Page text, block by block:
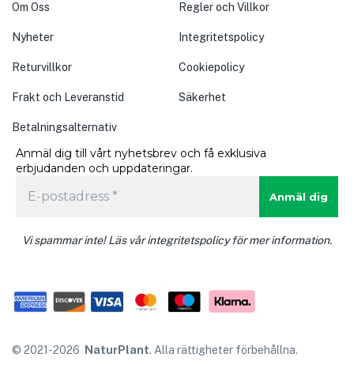
Om Oss
Nyheter
Returvillkor
Frakt och Leveranstid
Betalningsalternativ
Regler och Villkor
Integritetspolicy
Cookiepolicy
Säkerhet
Anmäl dig till vårt nyhetsbrev och få exklusiva
erbjudanden och uppdateringar.
Vi spammar inte! Läs vår integritetspolicy för mer information.
© 2021-2026 NaturPlant. Alla rättigheter förbehållna.